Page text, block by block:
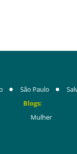
São Paulo
Blogs:
Mulher